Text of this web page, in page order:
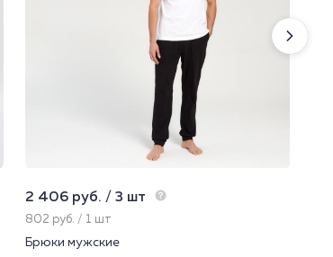
2 406 руб. / 3 шт
802 руб. / 1 шт
Брюки мужские